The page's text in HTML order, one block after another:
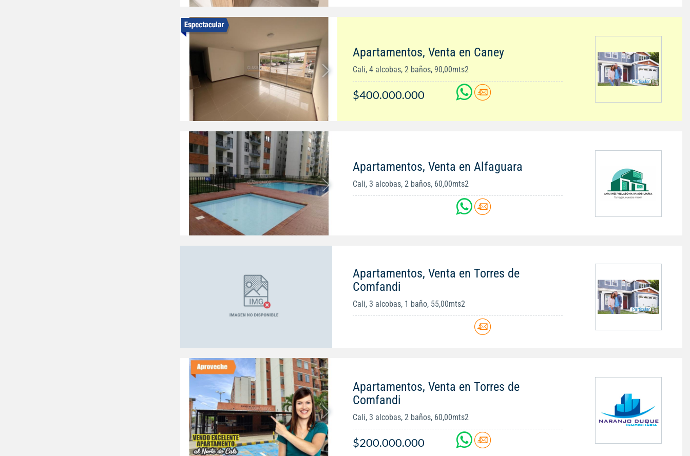
Apartamentos, Venta en Caney
Cali, 4 alcobas, 2 baños, 90,00mts2
$400.000.000
Apartamentos, Venta en Alfaguara
Cali, 3 alcobas, 2 baños, 60,00mts2
Apartamentos, Venta en Torres de
Comfandi
Cali, 3 alcobas, 1 baño, 55,00mts2
Apartamentos, Venta en Torres de
Comfandi
Cali, 3 alcobas, 2 baños, 60,00mts2
$200.000.000